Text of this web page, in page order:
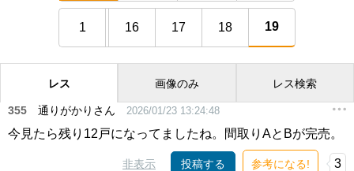
1 16 17 18 19
レス 画像のみ レス検索
355 通りがかりさん 2026/01/23 13:24:48
今見たら残り12戸になってましたね。間取りAとBが完売。
非表示 投稿する 参考になる! 3